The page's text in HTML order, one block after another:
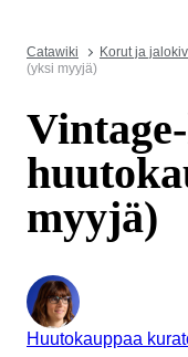
Catawiki Korut ja
(yksi myyjä)
myyjä)
Huutokauppaa